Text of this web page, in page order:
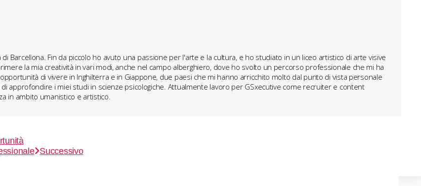
Barcellona. Fin da piccolo ho avuto una passione per l'arte e la cultura, e ho studiato in un liceo artistico di arte visive
la mia creatività in vari modi, anche nel campo alberghiero, dove ho svolto un percorso professionale che mi ha
di vivere in Inghilterra e in Giappone, due paesi che mi hanno arricchito molto dal punto di vista personale
approfondire i miei studi in scienze psicologiche. Attualmente lavoro per GSxecutive come recruiter e content
in ambito umanistico e artistico.
Successivo